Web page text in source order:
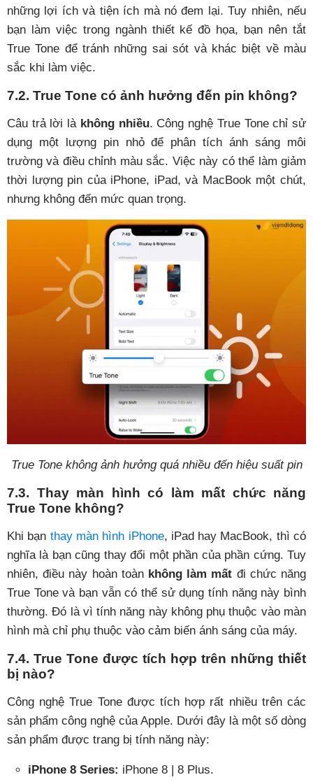
những lợi ích và tiện ích mà nó đem lại. Tuy nhiên, nếu
bạn làm việc trong ngành thiết kế đồ họa, bạn nên tắt
True Tone để tránh những sai sót và khác biệt về màu
sắc khi làm việc.
7.2. True Tone có ảnh hưởng đến pin không?
Câu trả lời là không nhiều. Công nghệ True Tone chỉ sử
dụng một lượng pin nhỏ để phân tích ánh sáng môi
trường và điều chỉnh màu sắc. Việc này có thể làm giảm
thời lượng pin của iPhone, iPad, và MacBook một chút,
nhưng không đến mức quan trọng.
True Tone không ảnh hưởng quá nhiều đến hiệu suất pin
7.3. Thay màn hình có làm mất chức năng
True Tone không?
Khi bạn thay màn hình iPhone, iPad hay MacBook, thì có
nghĩa là bạn cũng thay đổi một phần của phần cứng. Tuy
nhiên, điều này hoàn toàn không làm mất đi chức năng
True Tone và bạn vẫn có thể sử dụng tính năng này bình
thường. Đó là vì tính năng này không phụ thuộc vào màn
hình mà chỉ phụ thuộc vào cảm biến ánh sáng của máy.
7.4. True Tone được tích hợp trên những thiết
bị nào?
Công nghệ True Tone được tích hợp rất nhiều trên các
sản phẩm công nghệ của Apple. Dưới đây là một số dòng
sản phẩm được trang bị tính năng này:
iPhone 8 Series: iPhone 8 | 8 Plus.